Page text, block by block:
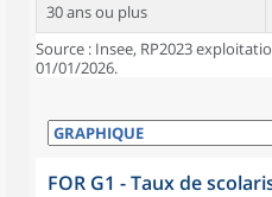
30 ans ou plus
Source : Insee, RP2023
01/01/2026.
FOR G1 - Taux de